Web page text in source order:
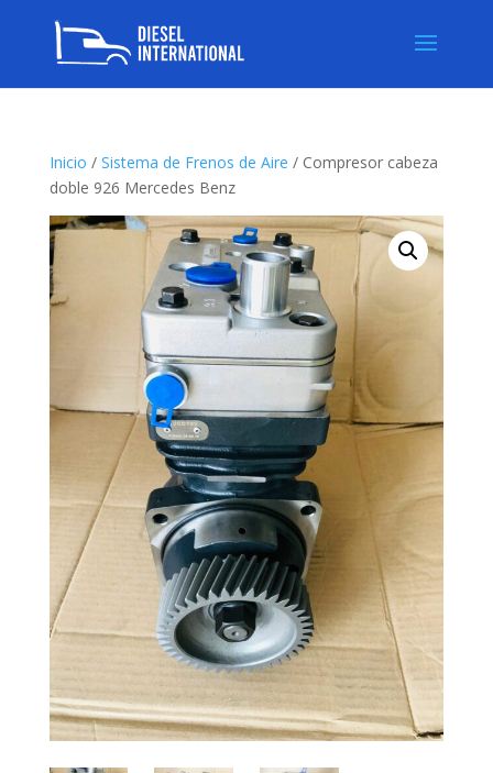
Inicio / Sistema de Frenos de Aire / Compresor cabeza
doble 926 Mercedes Benz